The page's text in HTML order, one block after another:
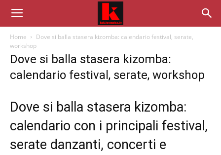
Home
Dove si balla stasera kizomba: calendario festival, serate,
workshop
Dove si balla stasera kizomba:
calendario festival, serate, workshop
Dove si balla stasera kizomba:
calendario con i principali festival,
serate danzanti, concerti e